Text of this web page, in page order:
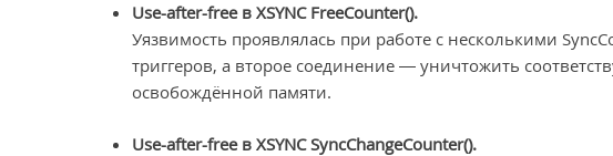
Use-after-free в XSYNC FreeCounter().
Уязвимость проявлялась при работе с несколькими
триггеров, а второе соединение — уничтожить
освобождённой памяти.
Use-after-free в XSYNC SyncChangeCounter().